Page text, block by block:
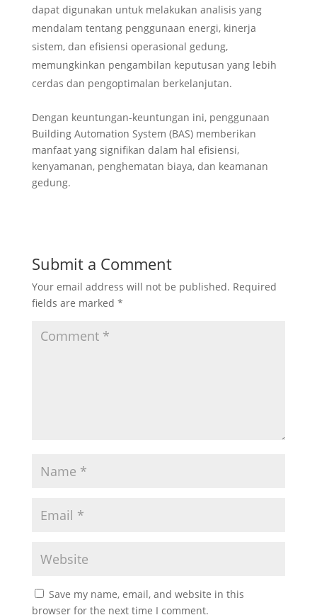
dapat digunakan untuk melakukan analisis yang
mendalam tentang penggunaan energi, kinerja
sistem, dan efisiensi operasional gedung,
memungkinkan pengambilan keputusan yang lebih
cerdas dan pengoptimalan berkelanjutan.
Dengan keuntungan-keuntungan ini, penggunaan
Building Automation System (BAS) memberikan
manfaat yang signifikan dalam hal efisiensi,
kenyamanan, penghematan biaya, dan keamanan
gedung.
Submit a Comment
Your email address will not be published. Required
fields are marked *
Save my name, email, and website in this
browser for the next time I comment.